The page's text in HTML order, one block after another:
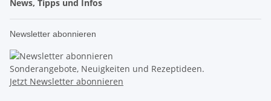
News, Tipps und Infos
Newsletter abonnieren
Sonderangebote, Neuigkeiten und Rezeptideen.
Jetzt Newsletter abonnieren